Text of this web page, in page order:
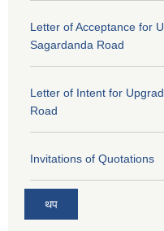
Letter of Acceptance for
Sagardanda Road
Letter of Intent for
Road
Invitations of Quotations
थप